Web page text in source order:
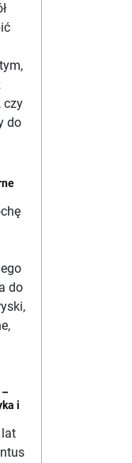
czy
do
do
–
i